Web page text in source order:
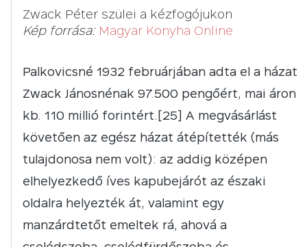
Zwack Péter szülei a kézfogójukon
Kép forrása: Magyar Konyha Online
Palkovicsné 1932 februárjában adta el a házat
Zwack Jánosnénak 97.500 pengőért, mai áron
kb. 110 millió forintért.[25] A megvásárlást
követően az egész házat átépítették (más
tulajdonosa nem volt): az addig középen
elhelyezkedő íves kapubejárót az északi
oldalra helyezték át, valamint egy
manzárdtetőt emeltek rá, ahová a